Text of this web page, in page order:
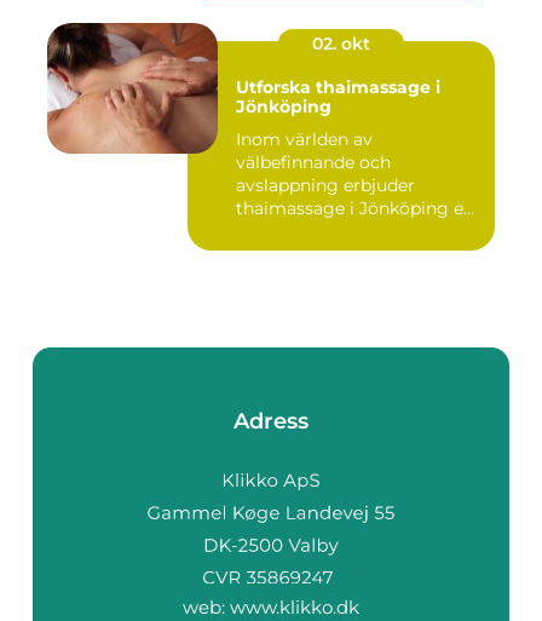
02. okt
Utforska thaimassage i
Jönköping
Inom världen av
välbefinnande och
avslappning erbjuder
thaimassage i Jönköping e...
Adress
web: www.klikko.dk